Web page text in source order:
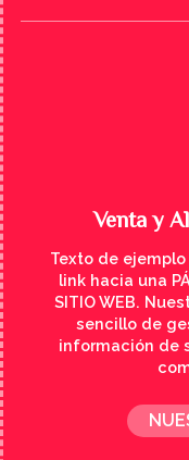
Venta y
Texto de
link hacia una
SITIO WEB.
sencillo de
información de